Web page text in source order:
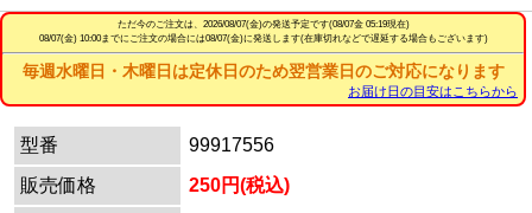
ただ今のご注文は、 2026/08/07(金)の発送予定です(08/07金 05:19現在)
08/07(金) 10:00までにご注文の場合には08/07(金)に発送します(在庫切れなどで遅延する場合もございます)
毎週水曜日・木曜日は定休日のため翌営業日のご対応になります
お届け日の目安はこちらから
型番
99917556
販売価格
250円(税込)